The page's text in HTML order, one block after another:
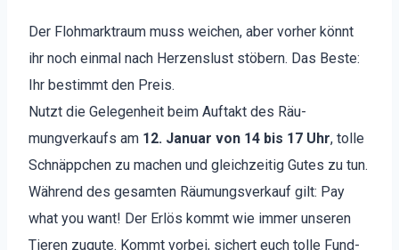
Der Flohmark­traum muss weichen, aber vorher kön­nt
ihr noch ein­mal nach Herzenslust stöbern. Das Beste:
Ihr bes­timmt den Preis.
Nutzt die Gele­gen­heit beim Auf­takt des Räu­
mungverkaufs am 12. Jan­u­ar von 14 bis 17 Uhr, tolle
Schnäp­pchen zu machen und gle­ichzeit­ig Gutes zu tun.
Während des gesamten Räu­mungsverkauf gilt: Pay
what you want! Der Erlös kommt wie immer unseren
Tieren zugute. Kommt vor­bei, sichert euch tolle Fund­